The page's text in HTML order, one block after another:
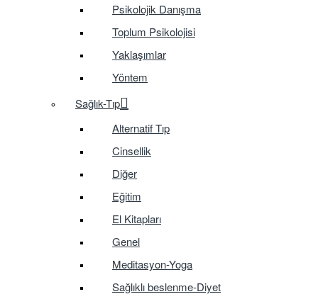
Psikolojik Danışma
Toplum Psikolojisi
Yaklaşımlar
Yöntem
Sağlık-Tıp
Alternatif Tıp
Cinsellik
Diğer
Eğitim
El Kitapları
Genel
Meditasyon-Yoga
Sağlıklı beslenme-Diyet